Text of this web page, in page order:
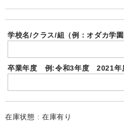
送料-発送-支払
学校名/クラス/組（例：オダカ学園
卒業年度 例:令和3年度 2021年
在庫状態 : 在庫有り